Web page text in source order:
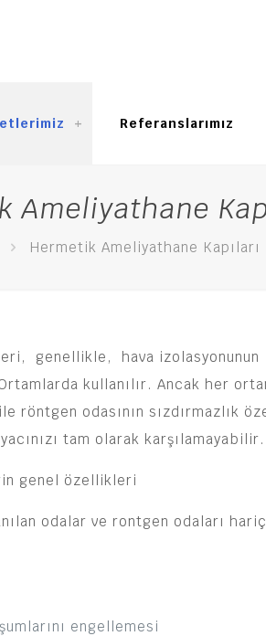
Referanslarımız
Ameliyathane
Hermetik Ameliyathane Kapıları
genellikle, hava
kullanılır. Ancak her
röntgen odasının sızdırmazlık
tam olarak karşılamayabilir.
genel özellikleri
odalar ve rontgen odaları
engellemesi